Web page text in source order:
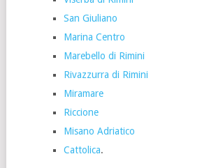
San Giuliano
Marina Centro
Marebello di Rimini
Rivazzurra di Rimini
Miramare
Riccione
Misano Adriatico
Cattolica.